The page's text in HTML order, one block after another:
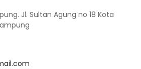
Jl. Sultan Agung no 18 Kota